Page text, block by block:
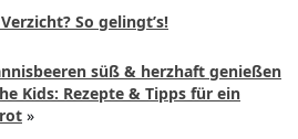
So gelingt’s!
süß & herzhaft genießen
Kids: Rezepte & Tipps für ein
»